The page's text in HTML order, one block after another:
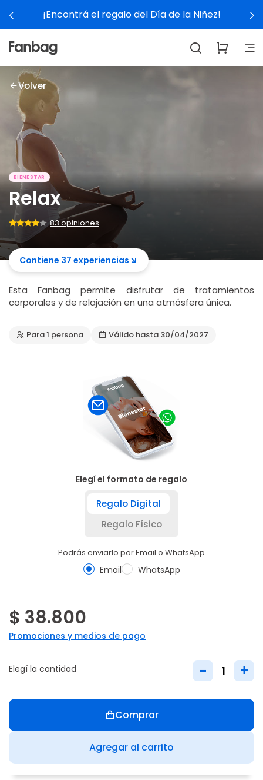
Ver experiencias
Volver
BIENESTAR
Relax
83 opiniones
Contiene 37 experiencias
Esta Fanbag permite disfrutar de tratamientos
corporales y de relajación en una atmósfera única.
Para 1 persona Válido hasta 30/04/2027
Elegí el formato de regalo
Regalo Digital
Regalo Físico
Podrás enviarlo por Email o WhatsApp
Email WhatsApp
$ 38.800
Promociones y medios de pago
Elegí la cantidad - +
Agregar al carrito
Comprar